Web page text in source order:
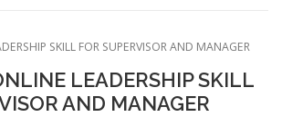
SKILL FOR SUPERVISOR AND MANAGER
LEADERSHIP SKILL
AND MANAGER